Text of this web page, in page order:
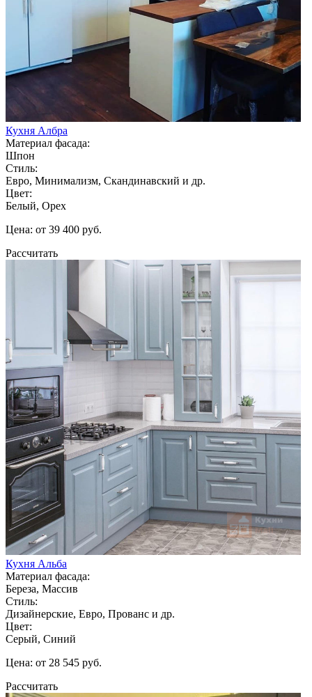
Кухня Албра
Материал фасада:
Шпон
Стиль:
Евро, Минимализм, Скандинавский и др.
Цвет:
Белый, Орех
Цена: от 39 400 руб.
Рассчитать
Кухня Альба
Материал фасада:
Береза, Массив
Стиль:
Дизайнерские, Евро, Прованс и др.
Цвет:
Серый, Синий
Цена: от 28 545 руб.
Рассчитать